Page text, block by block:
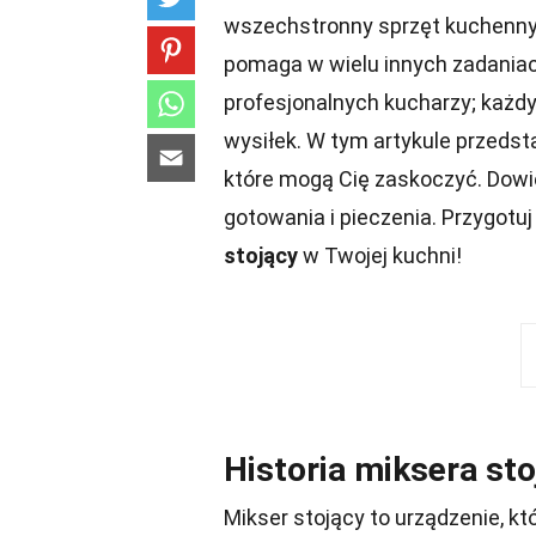
wszechstronny sprzęt
pomaga w wielu innych
profesjonalnych kucharzy;
wysiłek. W tym artykule
które mogą Cię zaskoczyć.
gotowania i pieczenia.
stojącyw Twojej kuchni!
Historia miksera
Mikser stojący to urządzenie,